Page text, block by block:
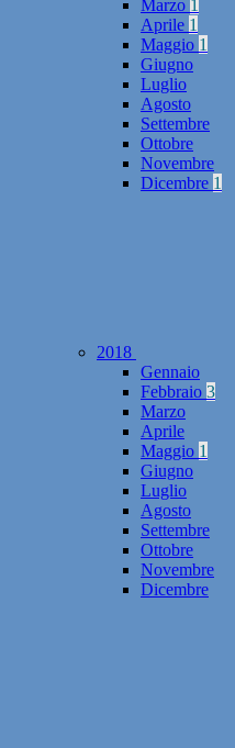
Marzo 1
Aprile 1
Maggio 1
Giugno
Luglio
Agosto
Settembre
Ottobre
Novembre
Dicembre 1
2018
Gennaio
Febbraio 3
Marzo
Aprile
Maggio 1
Giugno
Luglio
Agosto
Settembre
Ottobre
Novembre
Dicembre